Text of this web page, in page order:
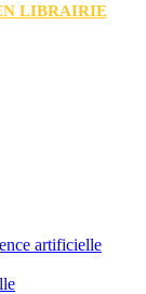
LIBRAIRIE
artificielle